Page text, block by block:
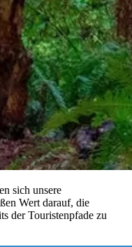
sich unsere
Wert darauf, die
der Touristenpfade zu